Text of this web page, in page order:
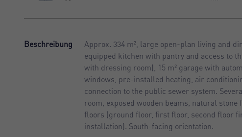
Beschreibung
Approx. 334 m², large open-plan living and
equipped kitchen with pantry and access to
with dressing room), 15 m² garage with
windows, pre-installed heating, air
connection to the public sewer system.
room, exposed wooden beams, natural
floors (ground floor, first floor, second floor
installation). South-facing orientation.